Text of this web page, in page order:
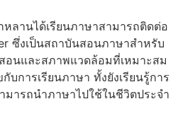
ลานได้เรียนภาษาสามารถติดต่อ
ซึ่งเป็นสถาบันสอนภาษาสำหรับ
อนและสภาพแวดล้อมที่เหมาะสม
บการเรียนภาษา ทั้งยังเรียนรู้การ
มารถนำภาษาไปใช้ในชีวิตประจำ